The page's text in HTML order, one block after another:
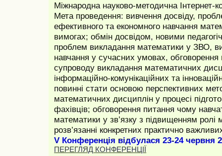
Міжнародна науково-методична Інтернет-
Мета проведення: вивчення досвіду,
ефективного та економного навчання
вимогах; обмін досвідом, новими
проблем викладання математики у ЗВО,
навчання у сучасних умовах,
супроводу викладання математичних
інформаційно-комунікаційних та
повинні стати основою перспективних
математичних дисциплін у процесі
фахівців; обговорення питання чому
математики у зв’язку з підвищенням ролі
розв’язанні конкретних практично
V Конференція відбулася 23-24 червня
ПЕРЕГЛЯД КОНФЕРЕНЦІЇ